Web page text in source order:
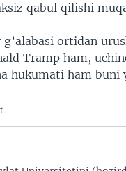
qabul qilishi
ortidan
Tramp ham,
hukumati ham buni